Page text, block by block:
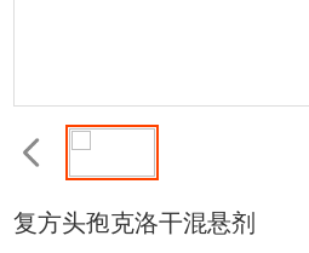
复方头孢克洛干混悬剂